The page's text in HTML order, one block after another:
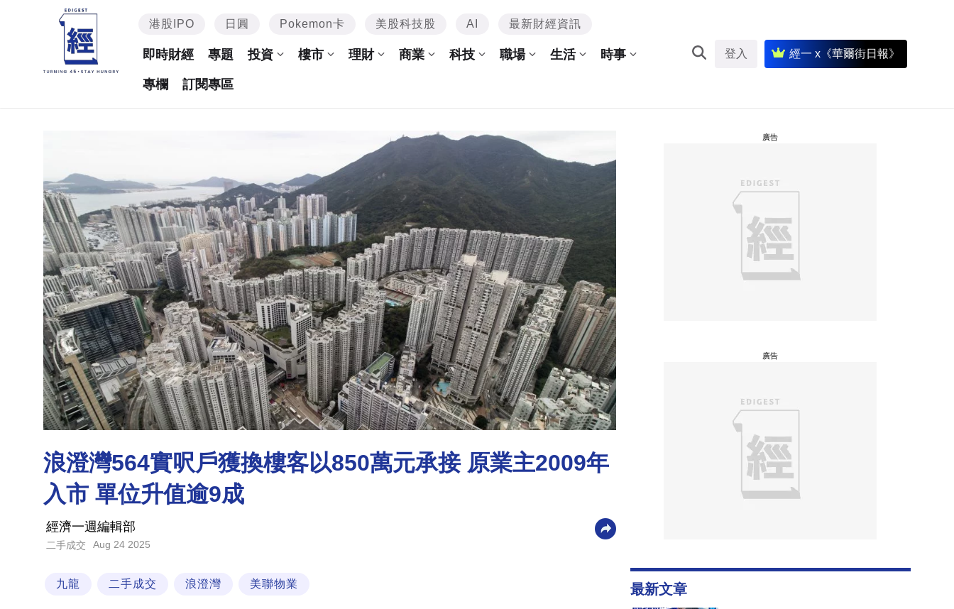
港股IPO 日圓 Pokemon卡 美股科技股 AI 最新財經資訊
即時財經 專題 投資 樓市 理財 商業 科技 職場 生活 時事
專欄 訂閱專區
登入 經一 x《華爾街日報》
浪澄灣564實呎戶獲換樓客以850萬元承接 原業主2009年
入市 單位升值逾9成
經濟一週編輯部
二手成交 Aug 24 2025
九龍 二手成交 浪澄灣 美聯物業
廣告
廣告
最新文章